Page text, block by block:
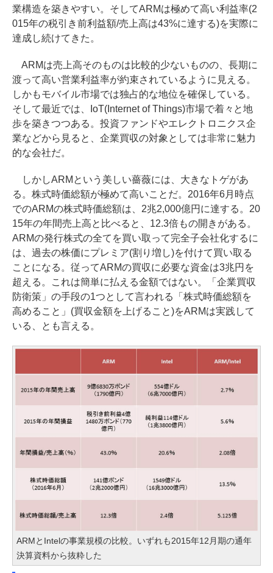
業構造を築きやすい。そしてARMは極めて高い利益率(2
015年の税引き前利益額/売上高は43%に達する)を実際に
達成し続けてきた。
ARMは売上高そのものは比較的少ないものの、長期に
渡って高い営業利益率が約束されているように見える。
しかもモバイル市場では独占的な地位を確保している。
そして最近では、IoT(Internet of Things)市場で着々と地
歩を築きつつある。投資ファンドやエレクトロニクス企
業などから見ると、企業買収の対象としては非常に魅力
的な会社だ。
しかしARMという美しい薔薇には、大きなトゲがあ
る。株式時価総額が極めて高いことだ。2016年6月時点
でのARMの株式時価総額は、2兆2,000億円に達する。20
15年の年間売上高と比べると、12.3倍もの開きがある。
ARMの発行株式の全てを買い取って完全子会社化するに
は、過去の株価にプレミア(割り増し)を付けて買い取る
ことになる。従ってARMの買収に必要な資金は3兆円を
超える。これは簡単に払える金額ではない。「企業買収
防衛策」の手段の1つとして言われる「株式時価総額を
高めること」(買収金額を上げること)をARMは実践して
いる、とも言える。
ARMとIntelの事業規模の比較。いずれも2015年12月期の通年
決算資料から抜粋した